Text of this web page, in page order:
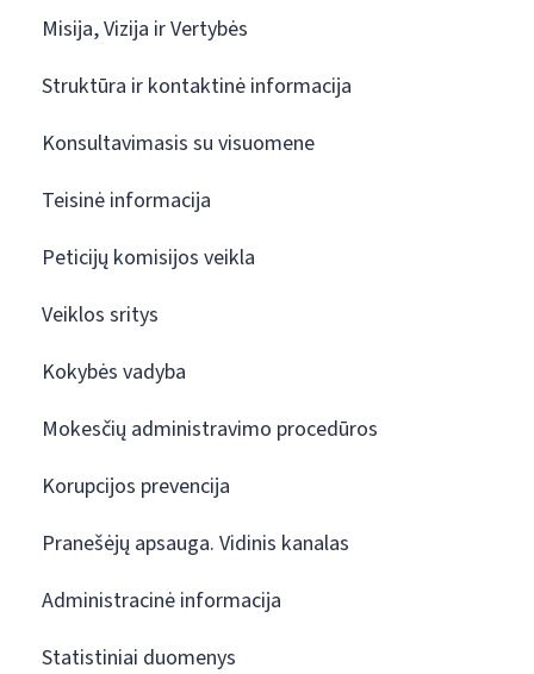
Misija, Vizija ir Vertybės
Struktūra ir kontaktinė informacija
Konsultavimasis su visuomene
Teisinė informacija
Peticijų komisijos veikla
Veiklos sritys
Kokybės vadyba
Mokesčių administravimo procedūros
Korupcijos prevencija
Pranešėjų apsauga. Vidinis kanalas
Administracinė informacija
Statistiniai duomenys